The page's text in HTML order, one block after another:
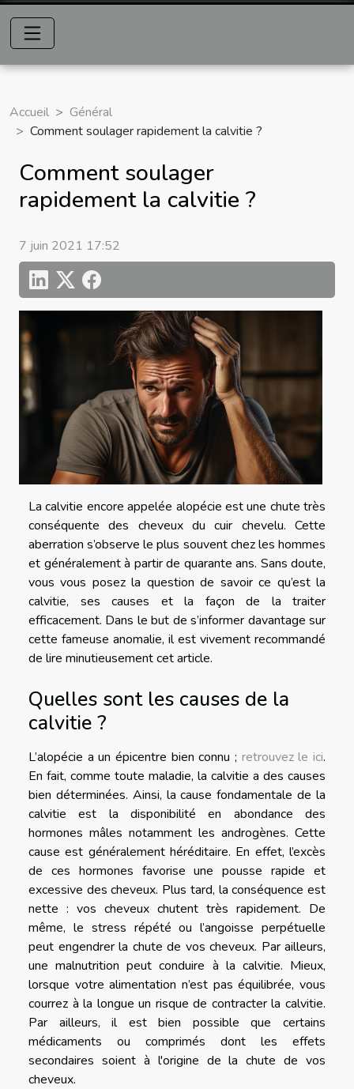
Accueil
Général
Comment soulager rapidement la calvitie ?
Comment soulager
rapidement la calvitie ?
7 juin 2021 17:52
La calvitie encore appelée alopécie est une chute très
conséquente des cheveux du cuir chevelu. Cette
aberration s’observe le plus souvent chez les hommes
et généralement à partir de quarante ans. Sans doute,
vous vous posez la question de savoir ce qu’est la
calvitie, ses causes et la façon de la traiter
efficacement. Dans le but de s’informer davantage sur
cette fameuse anomalie, il est vivement recommandé
de lire minutieusement cet article.
Quelles sont les causes de la
calvitie ?
L’alopécie a un épicentre bien connu ; retrouvez le ici.
En fait, comme toute maladie, la calvitie a des causes
bien déterminées. Ainsi, la cause fondamentale de la
calvitie est la disponibilité en abondance des
hormones mâles notamment les androgènes. Cette
cause est généralement héréditaire. En effet, l’excès
de ces hormones favorise une pousse rapide et
excessive des cheveux. Plus tard, la conséquence est
nette : vos cheveux chutent très rapidement. De
même, le stress répété ou l’angoisse perpétuelle
peut engendrer la chute de vos cheveux. Par ailleurs,
une malnutrition peut conduire à la calvitie. Mieux,
lorsque votre alimentation n’est pas équilibrée, vous
courrez à la longue un risque de contracter la calvitie.
Par ailleurs, il est bien possible que certains
médicaments ou comprimés dont les effets
secondaires soient à l'origine de la chute de vos
cheveux.